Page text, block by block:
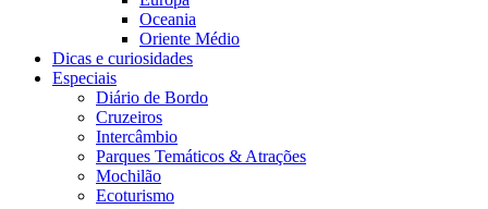
Oceania
Oriente Médio
Dicas e curiosidades
Especiais
Diário de Bordo
Cruzeiros
Intercâmbio
Parques Temáticos & Atrações
Mochilão
Ecoturismo